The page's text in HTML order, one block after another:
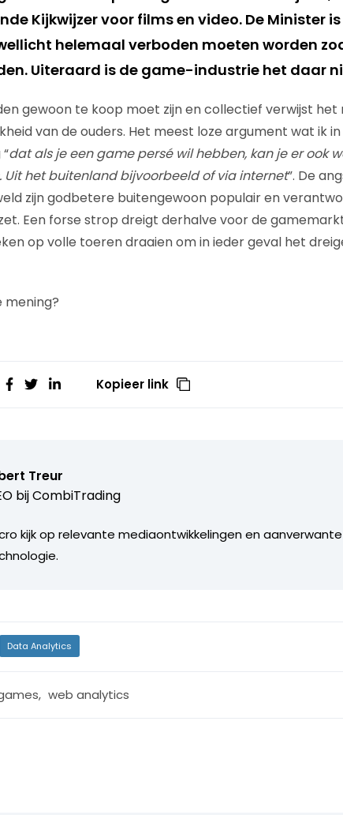
Kijkwijzer voor films en video. De Minister
helemaal verboden moeten worden
Uiteraard is de game-industrie het daar
gewoon te koop moet zijn en collectief verwijst
van de ouders. Het meest loze argument wat ik
dat als je een game persé wil hebben, kan je er ook
Uit het buitenland bijvoorbeeld of via internet”. De
zijn godbetere buitengewoon populair en
Een forse strop dreigt derhalve voor de
op volle toeren draaien om in ieder geval het
mening?
Kopieer link
Treur
bijCombiTrading
kijk op relevante mediaontwikkelingen en aanverwante
Data Analytics
, web analytics